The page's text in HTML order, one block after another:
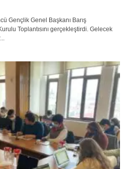
Gençlik Genel Başkanı Barış
Toplantısını gerçekleştirdi. Gelecek